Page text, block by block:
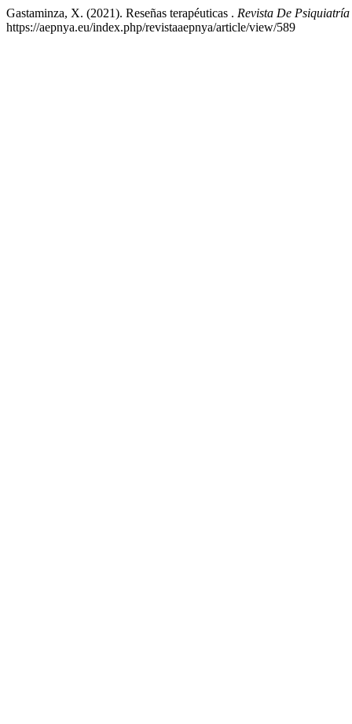
Gastaminza, X. (2021). Reseñas terapéuticas . Revista De
https://aepnya.eu/index.php/revistaaepnya/article/view/589